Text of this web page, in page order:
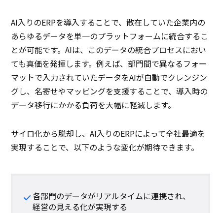
AI入りのERPを導入することで、散在していた企業内の
あらゆるデータを単一のプラットフォームに統合するこ
とが可能です。AIは、このデータの統合プロセスにおい
ても真価を発揮します。例えば、部門間で異なるフォー
マットで入力されていたデータをAIが自動でクレンジン
グし、名寄せやマッピングを支援することで、導入時の
データ移行にかかる負荷を大幅に軽減します。
サイロ化から脱却し、AI入りのERPによって全社最適を
実現することで、以下のような変化が期待できます。
各部門のデータがリアルタイムに連携され、
経営の見える化が実現する